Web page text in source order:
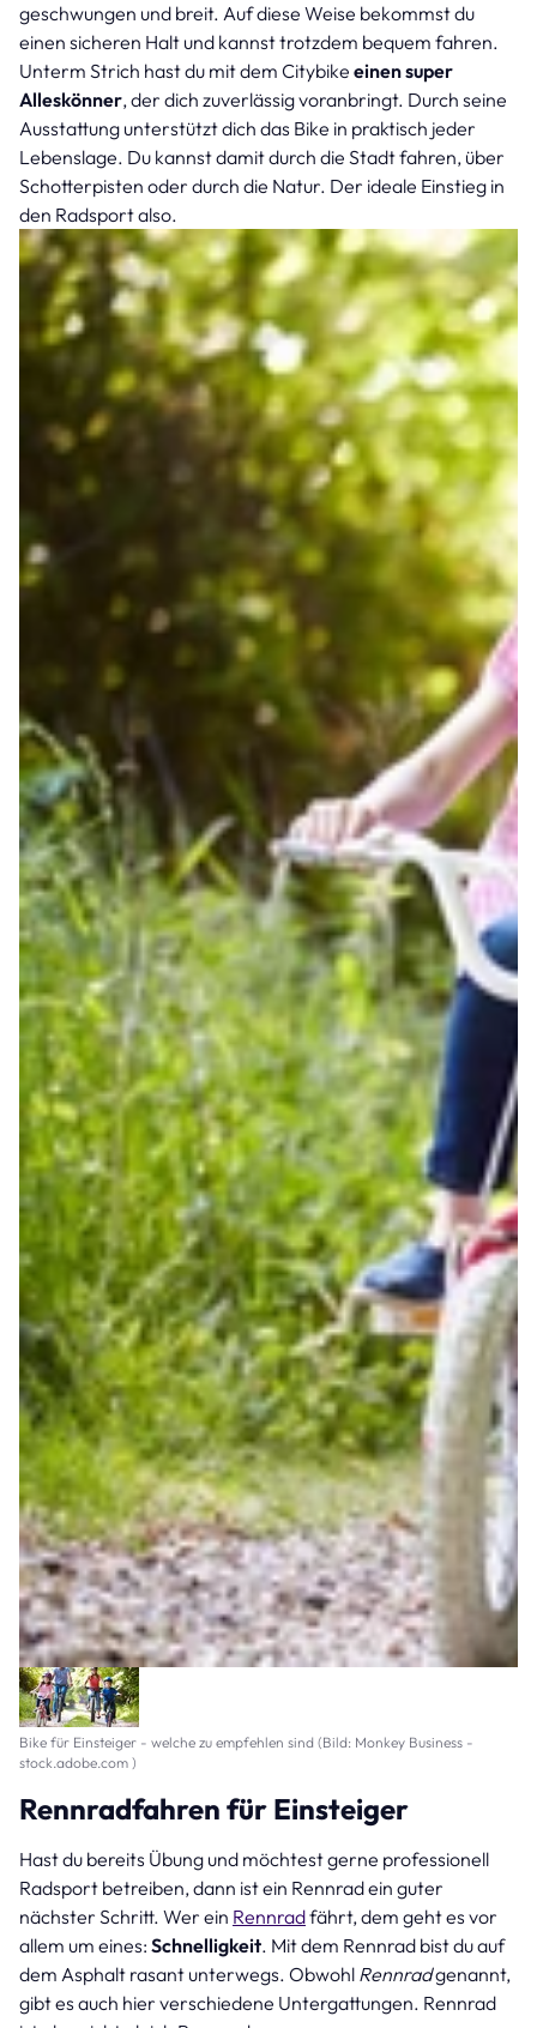
geschwungen und breit. Auf diese Weise bekommst du
einen sicheren Halt und kannst trotzdem bequem fahren.
Unterm Strich hast du mit dem Citybike einen super
Alleskönner, der dich zuverlässig voranbringt. Durch seine
Ausstattung unterstützt dich das Bike in praktisch jeder
Lebenslage. Du kannst damit durch die Stadt fahren, über
Schotterpisten oder durch die Natur. Der ideale Einstieg in
den Radsport also.
Bike für Einsteiger - welche zu empfehlen sind (Bild: Monkey Business -
stock.adobe.com )
Rennradfahren für Einsteiger
Hast du bereits Übung und möchtest gerne professionell
Radsport betreiben, dann ist ein Rennrad ein guter
nächster Schritt. Wer ein Rennradfährt, dem geht es vor
allem um eines: Schnelligkeit. Mit dem Rennrad bist du auf
dem Asphalt rasant unterwegs. Obwohl Rennradgenannt,
gibt es auch hier verschiedene Untergattungen. Rennrad